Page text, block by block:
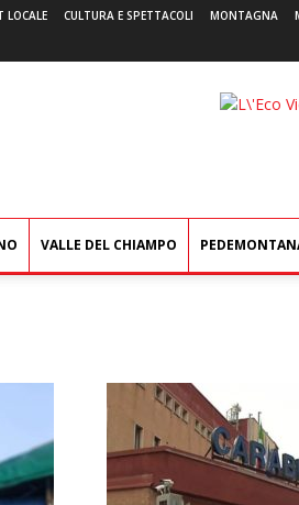
LOCALE CULTURA E SPETTACOLI MONTAGNA
VALLE DEL CHIAMPO